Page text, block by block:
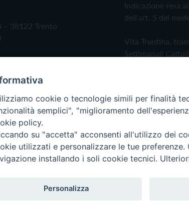
– 38122 Trento
Indicazione resa
dell'art. 5 del
Vita Trentina,
Settimanali
Privacy Policy
i diritti riservati - Vita Trentina Editrice
cookie o tecnologie simili per finalità
semplici", "miglioramento
policy.
su "accetta" acconsenti all'utilizzo dei
utilizzati e personalizzare le tue
installando i soli cookie tecnici.
Personalizza